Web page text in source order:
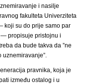
i nasilje
fakulteta Univerziteta
koji su do prije samo par
propisuje pristojnu i
da bude takva da ”ne
uznemiravanje”.
pravnika, koja je
između ostalog i u